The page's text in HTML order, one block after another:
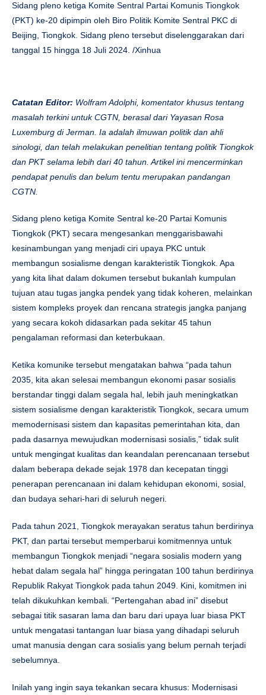
Sidang pleno ketiga Komite Sentral Partai Komunis Tiongkok
(PKT) ke-20 dipimpin oleh Biro Politik Komite Sentral PKC di
Beijing, Tiongkok. Sidang pleno tersebut diselenggarakan dari
tanggal 15 hingga 18 Juli 2024. /Xinhua
Catatan Editor: Wolfram Adolphi, komentator khusus tentang
masalah terkini untuk CGTN, berasal dari Yayasan Rosa
Luxemburg di Jerman. Ia adalah ilmuwan politik dan ahli
sinologi, dan telah melakukan penelitian tentang politik Tiongkok
dan PKT selama lebih dari 40 tahun. Artikel ini mencerminkan
pendapat penulis dan belum tentu merupakan pandangan
CGTN.
Sidang pleno ketiga Komite Sentral ke-20 Partai Komunis
Tiongkok (PKT) secara mengesankan menggarisbawahi
kesinambungan yang menjadi ciri upaya PKC untuk
membangun sosialisme dengan karakteristik Tiongkok. Apa
yang kita lihat dalam dokumen tersebut bukanlah kumpulan
tujuan atau tugas jangka pendek yang tidak koheren, melainkan
sistem kompleks proyek dan rencana strategis jangka panjang
yang secara kokoh didasarkan pada sekitar 45 tahun
pengalaman reformasi dan keterbukaan.
Ketika komunike tersebut mengatakan bahwa “pada tahun
2035, kita akan selesai membangun ekonomi pasar sosialis
berstandar tinggi dalam segala hal, lebih jauh meningkatkan
sistem sosialisme dengan karakteristik Tiongkok, secara umum
memodernisasi sistem dan kapasitas pemerintahan kita, dan
pada dasarnya mewujudkan modernisasi sosialis,” tidak sulit
untuk mengingat kualitas dan keandalan perencanaan tersebut
dalam beberapa dekade sejak 1978 dan kecepatan tinggi
penerapan perencanaan ini dalam kehidupan ekonomi, sosial,
dan budaya sehari-hari di seluruh negeri.
Pada tahun 2021, Tiongkok merayakan seratus tahun berdirinya
PKT, dan partai tersebut memperbarui komitmennya untuk
membangun Tiongkok menjadi “negara sosialis modern yang
hebat dalam segala hal” hingga peringatan 100 tahun berdirinya
Republik Rakyat Tiongkok pada tahun 2049. Kini, komitmen ini
telah dikukuhkan kembali. “Pertengahan abad ini” disebut
sebagai titik sasaran lama dan baru dari upaya luar biasa PKT
untuk mengatasi tantangan luar biasa yang dihadapi seluruh
umat manusia dengan cara sosialis yang belum pernah terjadi
sebelumnya.
Inilah yang ingin saya tekankan secara khusus: Modernisasi